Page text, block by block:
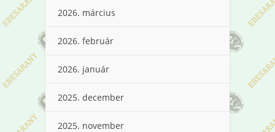
2026. március
2026. február
2026. január
2025. december
2025. november